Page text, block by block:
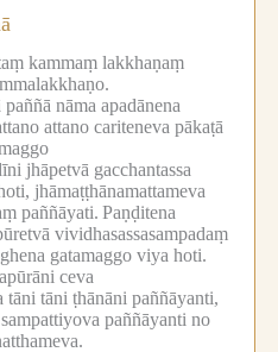
kammaṃ lakkhaṇaṃ
nāma apadānena
attano cariteneva pākaṭā
jhāpetvā gacchantassa
jhāmaṭṭhānamattameva
paññāyati. Paṇḍitena
vividhasassasampadaṃ
gatamaggo viya hoti.
ceva
tāni tāni ṭhānāni paññāyanti,
paññāyanti no